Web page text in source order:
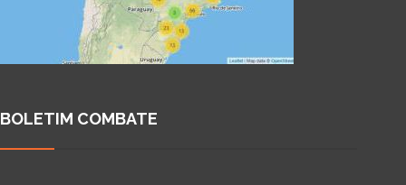
BOLETIM COMBATE